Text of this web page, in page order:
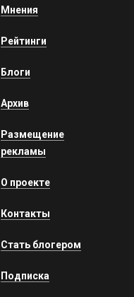
Мнения
Рейтинги
Блоги
Архив
Размещение
рекламы
О проекте
Контакты
Стать блогером
Подписка